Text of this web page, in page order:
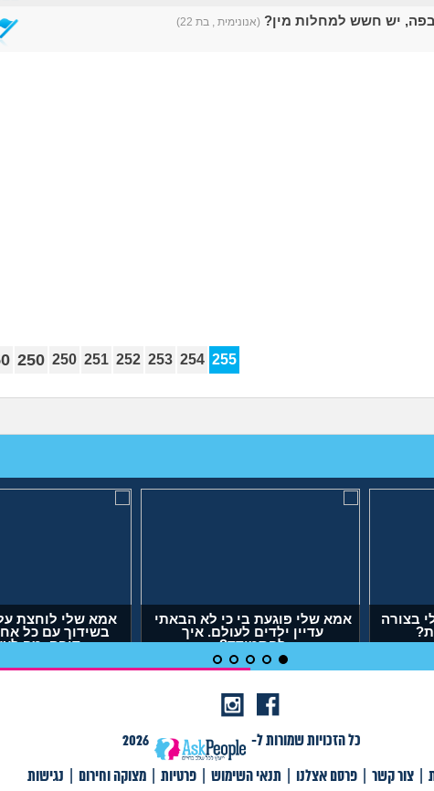
יש חשש למחלות מין? (אנונימית , בת 22)
250 250 251 252 253 254 255
אמא שלי פוגעת בי כי לא הבאתי
עדיין ילדים לעולם. איך
להתמודד?
(אנונימית, בת 29)
בצורה
אמא שלי לוחצת
בשידוך עם כל
דופק, מה
כל הזכויות שמורות ל-
2026
קשר|פרסם אצלנו|תנאי שימוש|פרטיות|תגיות|מצוקה וחירום|Ask דורקס צור קשר פרסם אצלנו תנאי השימוש פרטיות מצוקה וחירום נגישות